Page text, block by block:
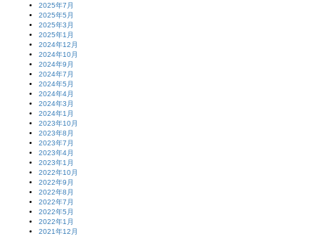
2025年7月
2025年5月
2025年3月
2025年1月
2024年12月
2024年10月
2024年9月
2024年7月
2024年5月
2024年4月
2024年3月
2024年1月
2023年10月
2023年8月
2023年7月
2023年4月
2023年1月
2022年10月
2022年9月
2022年8月
2022年7月
2022年5月
2022年1月
2021年12月